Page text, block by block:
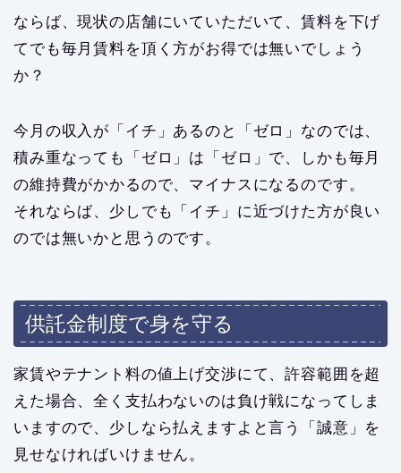
ならば、現状の店舗にいていただいて、賃料を下げ
てでも毎月賃料を頂く方がお得では無いでしょう
か？
今月の収入が「イチ」あるのと「ゼロ」なのでは、
積み重なっても「ゼロ」は「ゼロ」で、しかも毎月
の維持費がかかるので、マイナスになるのです。
それならば、少しでも「イチ」に近づけた方が良い
のでは無いかと思うのです。
供託金制度で身を守る
家賃やテナント料の値上げ交渉にて、許容範囲を超
えた場合、全く支払わないのは負け戦になってしま
いますので、少しなら払えますよと言う「誠意」を
見せなければいけません。